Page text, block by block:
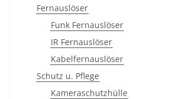
Fernauslöser
Funk Fernauslöser
IR Fernauslöser
Kabelfernauslöser
Schutz u. Pflege
Kameraschutzhülle